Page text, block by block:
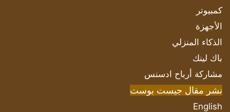
كمبيوتر
الأجهزة
الذكاء المنزلي
باك لينك
مشاركة أرباح ادسنس
نشر مقال جيست بوست
English